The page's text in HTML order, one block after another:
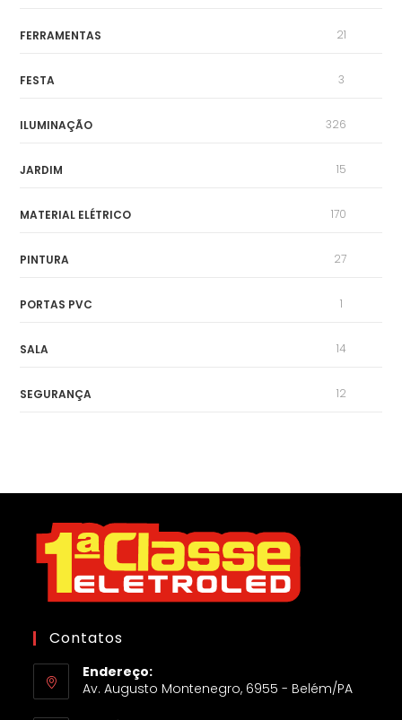
FERRAMENTAS 21
FESTA 3
ILUMINAÇÃO 326
JARDIM 15
MATERIAL ELÉTRICO 170
PINTURA 27
PORTAS PVC 1
SALA 14
SEGURANÇA 12
Contatos
Endereço:
Av. Augusto Montenegro, 6955 - Belém/PA